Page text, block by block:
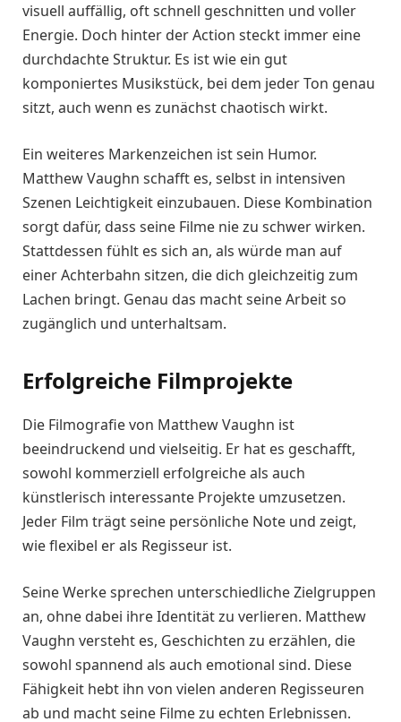
visuell auffällig, oft schnell geschnitten und voller
Energie. Doch hinter der Action steckt immer eine
durchdachte Struktur. Es ist wie ein gut
komponiertes Musikstück, bei dem jeder Ton genau
sitzt, auch wenn es zunächst chaotisch wirkt.
Ein weiteres Markenzeichen ist sein Humor.
Matthew Vaughn schafft es, selbst in intensiven
Szenen Leichtigkeit einzubauen. Diese Kombination
sorgt dafür, dass seine Filme nie zu schwer wirken.
Stattdessen fühlt es sich an, als würde man auf
einer Achterbahn sitzen, die dich gleichzeitig zum
Lachen bringt. Genau das macht seine Arbeit so
zugänglich und unterhaltsam.
Erfolgreiche Filmprojekte
Die Filmografie von Matthew Vaughn ist
beeindruckend und vielseitig. Er hat es geschafft,
sowohl kommerziell erfolgreiche als auch
künstlerisch interessante Projekte umzusetzen.
Jeder Film trägt seine persönliche Note und zeigt,
wie flexibel er als Regisseur ist.
Seine Werke sprechen unterschiedliche Zielgruppen
an, ohne dabei ihre Identität zu verlieren. Matthew
Vaughn versteht es, Geschichten zu erzählen, die
sowohl spannend als auch emotional sind. Diese
Fähigkeit hebt ihn von vielen anderen Regisseuren
ab und macht seine Filme zu echten Erlebnissen.